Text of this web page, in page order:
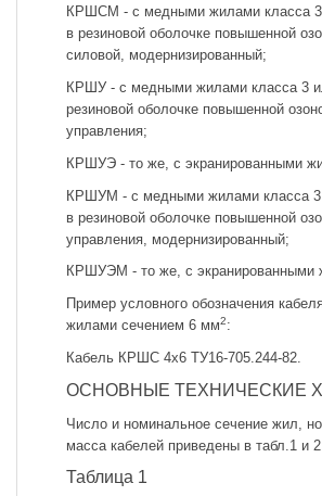
КРШСМ - с медными жилами класса 3
в резиновой оболочке повышенной
силовой, модернизированный;
КРШУ - с медными жилами класса 3
резиновой оболочке повышенной
управления;
КРШУЭ - то же, с экранированными
КРШУМ - с медными жилами класса 3
в резиновой оболочке повышенной
управления, модернизированный;
КРШУЭМ - то же, с экранированными
Пример условного обозначения
жилами сечением 6 мм2:
Кабель КРШС 4x6 ТУ16-705.244-82.
ОСНОВНЫЕ ТЕХНИЧЕСКИЕ
Число и номинальное сечение жил,
масса кабелей приведены в табл.1 и 2.
Таблица 1